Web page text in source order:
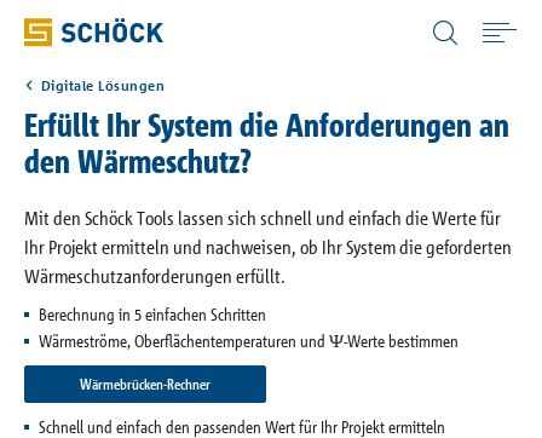
Anwendungen
Produkte
Download
Digitale Lösungen
Switzerland (CH) Deutsch
Digitale Lösungen
Erfüllt Ihr System die Anforderungen an
den Wärmeschutz?
Mit den Schöck Tools lassen sich schnell und einfach die Werte für
Ihr Projekt ermitteln und nachweisen, ob Ihr System die geforderten
Wärmeschutzanforderungen erfüllt.
Berechnung in 5 einfachen Schritten
Wärmeströme, Oberflächentemperaturen und Ψ-Werte bestimmen
Wärmebrücken-Rechner
Schnell und einfach den passenden Wert für Ihr Projekt ermitteln